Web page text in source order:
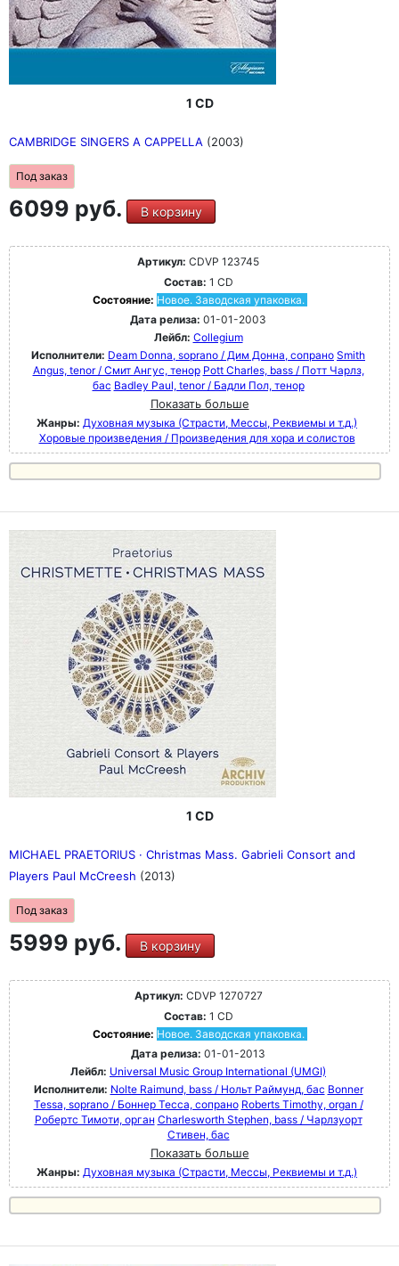
1 CD
CAMBRIDGE SINGERS A CAPPELLA (2003)
Под заказ
6099 руб. В корзину
Артикул: CDVP 123745
Состав: 1 CD
Состояние: Новое. Заводская упаковка.
Дата релиза: 01-01-2003
Лейбл: Collegium
Исполнители: Deam Donna, soprano / Дим Донна, сопрано Smith
Angus, tenor / Смит Ангус, тенор Pott Charles, bass / Потт Чарлз,
бас Badley Paul, tenor / Бадли Пол, тенор
Показать больше
Жанры: Духовная музыка (Страсти, Мессы, Реквиемы и т.д.)
Хоровые произведения / Произведения для хора и солистов
1 CD
MICHAEL PRAETORIUS · Christmas Mass. Gabrieli Consort and
Players Paul McCreesh (2013)
Под заказ
5999 руб. В корзину
Артикул: CDVP 1270727
Состав: 1 CD
Состояние: Новое. Заводская упаковка.
Дата релиза: 01-01-2013
Лейбл: Universal Music Group International (UMGI)
Исполнители: Nolte Raimund, bass / Нольт Раймунд, бас Bonner
Tessa, soprano / Боннер Тесса, сопрано Roberts Timothy, organ /
Робертс Тимоти, орган Charlesworth Stephen, bass / Чарлзуорт
Стивен, бас
Показать больше
Жанры: Духовная музыка (Страсти, Мессы, Реквиемы и т.д.)